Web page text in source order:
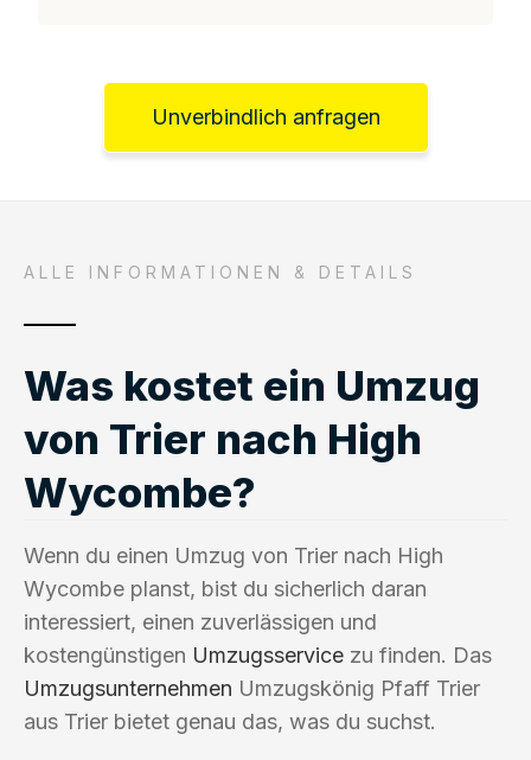
Unverbindlich anfragen
ALLE INFORMATIONEN & DETAILS
Was kostet ein Umzug
von Trier nach High
Wycombe?
Wenn du einen Umzug von Trier nach High
Wycombe planst, bist du sicherlich daran
interessiert, einen zuverlässigen und
kostengünstigen Umzugsservice zu finden. Das
Umzugsunternehmen Umzugskönig Pfaff Trier
aus Trier bietet genau das, was du suchst.